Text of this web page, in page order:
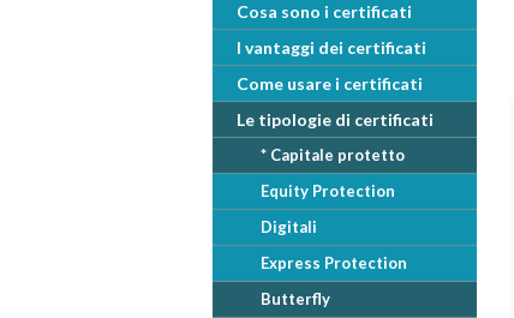
Cosa sono i certificati
I vantaggi dei certificati
Come usare i certificati
Le tipologie di certificati
* Capitale protetto
Equity Protection
Digitali
Express Protection
Butterfly